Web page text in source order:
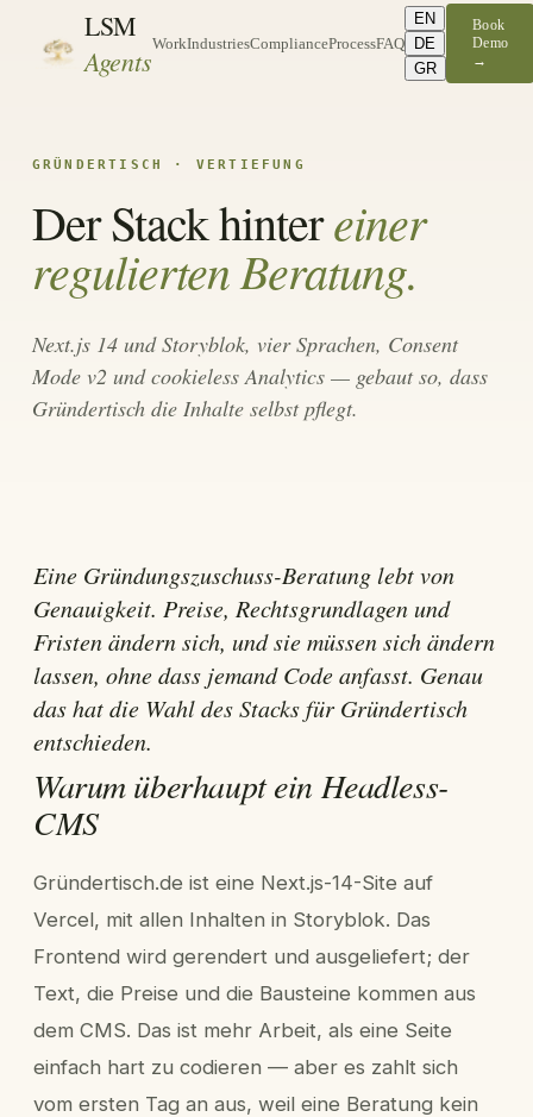
LSM
AgentsWorkIndustriesComplianceProcessFAQ
EN
DE
GR
Book
Demo
→
GRÜNDERTISCH · VERTIEFUNG
Der Stack hintereiner
regulierten Beratung.
Next.js 14 und Storyblok, vier Sprachen, Consent
Mode v2 und cookieless Analytics — gebaut so, dass
Gründertisch die Inhalte selbst pflegt.
Eine Gründungszuschuss-Beratung lebt von
Genauigkeit. Preise, Rechtsgrundlagen und
Fristen ändern sich, und sie müssen sich ändern
lassen, ohne dass jemand Code anfasst. Genau
das hat die Wahl des Stacks für Gründertisch
entschieden.
Warum überhaupt ein Headless-
CMS
Gründertisch.de ist eine Next.js-14-Site auf
Vercel, mit allen Inhalten in Storyblok. Das
Frontend wird gerendert und ausgeliefert; der
Text, die Preise und die Bausteine kommen aus
dem CMS. Das ist mehr Arbeit, als eine Seite
einfach hart zu codieren — aber es zahlt sich
vom ersten Tag an aus, weil eine Beratung kein